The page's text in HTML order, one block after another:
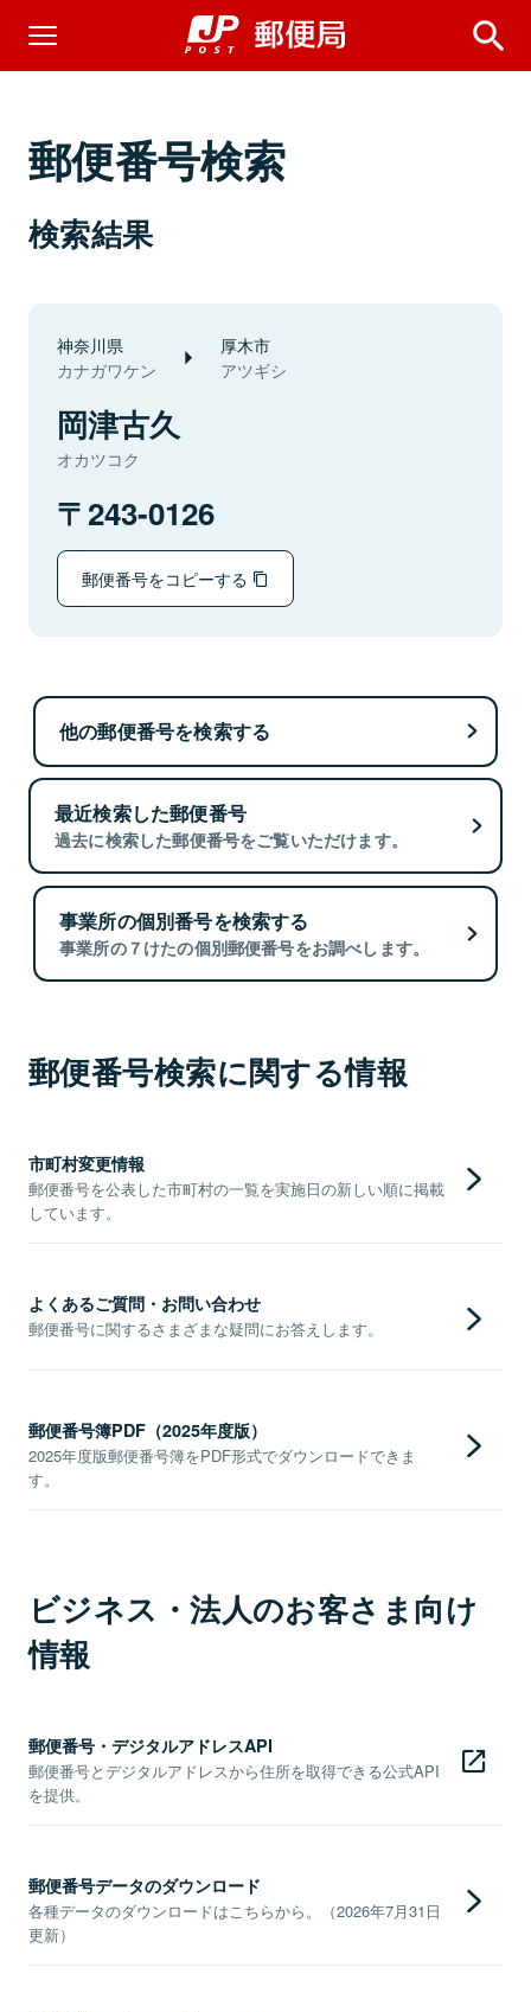
郵便番号検索
検索結果
神奈川県
カナガワケン
厚木市
アツギシ
岡津古久
オカツコク
243-0126
郵便番号をコピーする
他の郵便番号を検索する
最近検索した郵便番号
過去に検索した郵便番号をご覧いただけます。
事業所の個別番号を検索する
事業所の７けたの個別郵便番号をお調べします。
郵便番号検索に関する情報
市町村変更情報
郵便番号を公表した市町村の一覧を実施日の新しい順に掲載
しています。
よくあるご質問・お問い合わせ
郵便番号に関するさまざまな疑問にお答えします。
郵便番号簿PDF（2025年度版）
2025年度版郵便番号簿をPDF形式でダウンロードできま
す。
ビジネス・法人のお客さま向け
情報
郵便番号・デジタルアドレスAPI
郵便番号とデジタルアドレスから住所を取得できる公式API
を提供。
郵便番号データのダウンロード
各種データのダウンロードはこちらから。（2026年7月31日
更新）